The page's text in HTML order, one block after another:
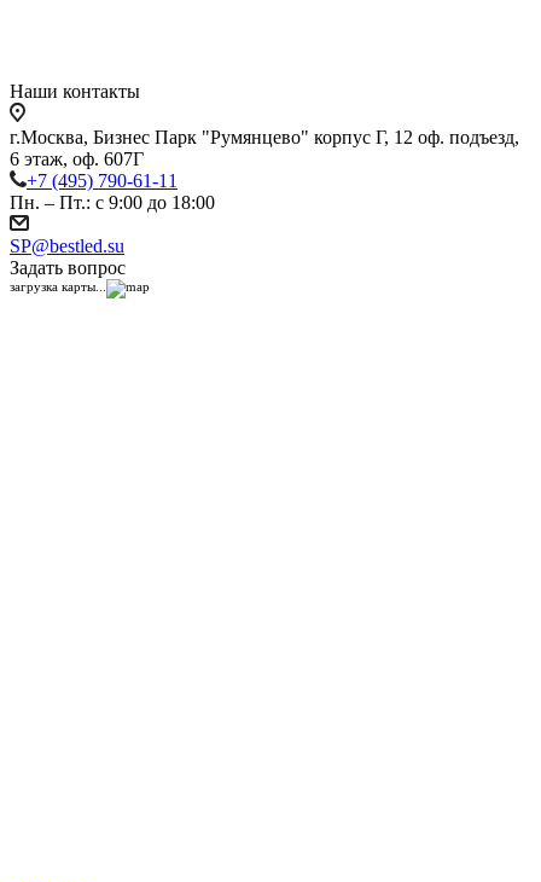
Наши контакты
г.Москва, Бизнес Парк "Румянцево" корпус Г, 12 оф. подъезд,
6 этаж, оф. 607Г
+7 (495) 790-61-11
Пн. – Пт.: с 9:00 до 18:00
SP@bestled.su
Задать вопрос
загрузка карты...